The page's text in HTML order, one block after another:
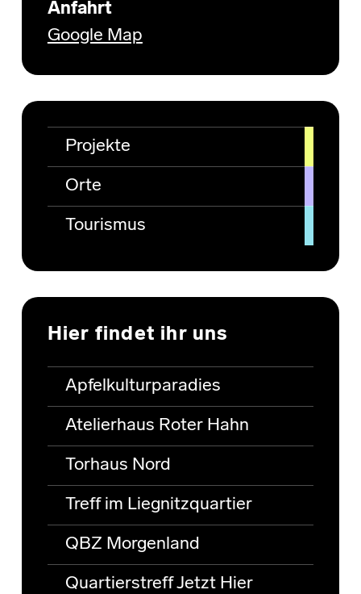
Anfahrt
Google Map
Projekte
Orte
Tourismus
Hier findet ihr uns
Apfelkulturparadies
Atelierhaus Roter Hahn
Torhaus Nord
Treff im Liegnitzquartier
QBZ Morgenland
Quartierstreff Jetzt Hier